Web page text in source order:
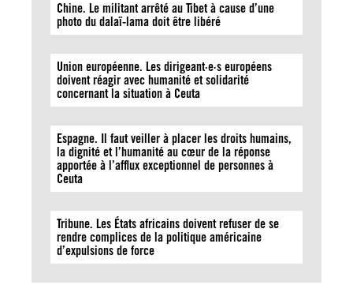
Chine. Le militant arrêté au Tibet à cause d’une
photo du dalaï-lama doit être libéré
Union européenne. Les dirigeant·e·s européens
doivent réagir avec humanité et solidarité
concernant la situation à Ceuta
Espagne. Il faut veiller à placer les droits humains,
la dignité et l’humanité au cœur de la réponse
apportée à l’afflux exceptionnel de personnes à
Ceuta
Tribune. Les États africains doivent refuser de se
rendre complices de la politique américaine
d’expulsions de force